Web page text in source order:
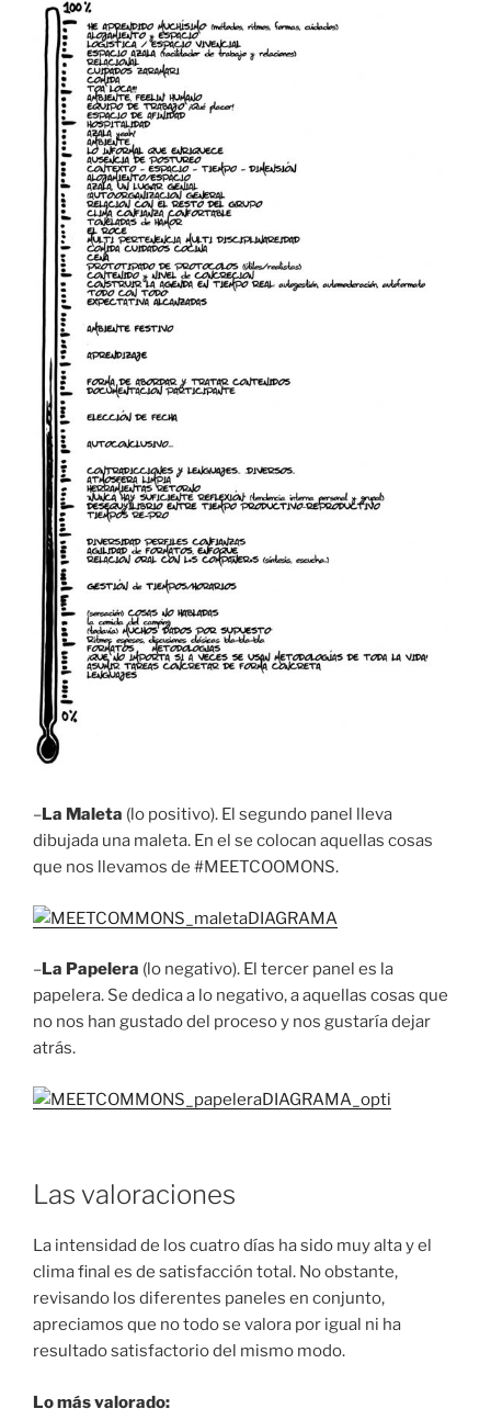
– La Maleta (lo positivo). El segundo panel lleva
dibujada una maleta. En el se colocan aquellas cosas
que nos llevamos de #MEETCOOMONS.
– La Papelera (lo negativo). El tercer panel es la
papelera. Se dedica a lo negativo, a aquellas cosas que
no nos han gustado del proceso y nos gustaría dejar
atrás.
Las valoraciones
La intensidad de los cuatro días ha sido muy alta y el
clima final es de satisfacción total. No obstante,
revisando los diferentes paneles en conjunto,
apreciamos que no todo se valora por igual ni ha
resultado satisfactorio del mismo modo.
Lo más valorado: